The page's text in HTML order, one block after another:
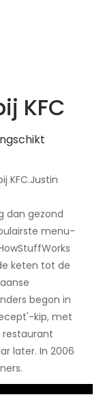
KFC
KFC.​Justin
dan gezond
menu-
keten tot de
begon in
kip, met
restaurant
later. In 2006